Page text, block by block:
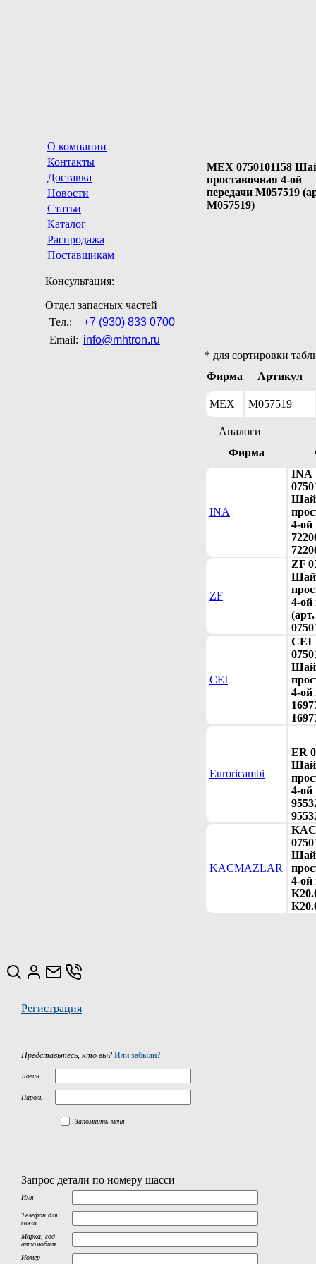
О компании
Контакты
Доставка
Новости
Статьи
Каталог
Распродажа
Поставщикам
Консультация:
Отдел запасных частей
Тел.:
+7 (930) 833 0700
Email: info@mhtron.ru
MEX 0750101158
проставочная 4-ой
передачи M057519
M057519)
* для сортировки
Фирма
Артикул
MEX M057519
Аналоги
Фирма
INA
INA
4-ой
ZF
ZF
4-ой
(арт.
CEI
CEI
4-ой
Euroricambi
ER
4-ой
KACMAZLAR
4-ой
Регистрация
Представьтесь, кто вы? Или забыли?
Логин
Пароль
Запомнить меня
Запрос детали по номеру шасси
Имя
Телефон для
связи
Марка, год
автомобиля
Номер